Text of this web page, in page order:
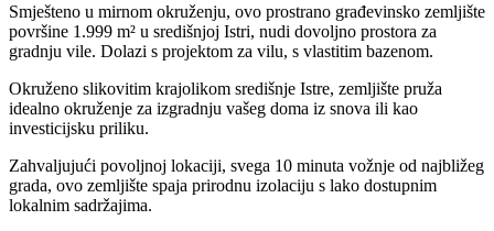
Smješteno u mirnom okruženju, ovo prostrano građevinsko zemljište
površine 1.999 m² u središnjoj Istri, nudi dovoljno prostora za
gradnju vile. Dolazi s projektom za vilu, s vlastitim bazenom.
Okruženo slikovitim krajolikom središnje Istre, zemljište pruža
idealno okruženje za izgradnju vašeg doma iz snova ili kao
investicijsku priliku.
Zahvaljujući povoljnoj lokaciji, svega 10 minuta vožnje od najbližeg
grada, ovo zemljište spaja prirodnu izolaciju s lako dostupnim
lokalnim sadržajima.